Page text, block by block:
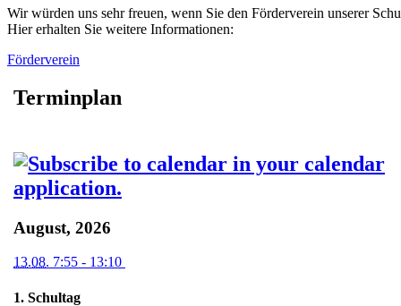
Wir würden uns sehr freuen, wenn Sie den Förderverein unserer
Hier erhalten Sie weitere Informationen:
Förderverein
Terminplan
August, 2026
13.08. 7:55 - 13:10
1. Schultag